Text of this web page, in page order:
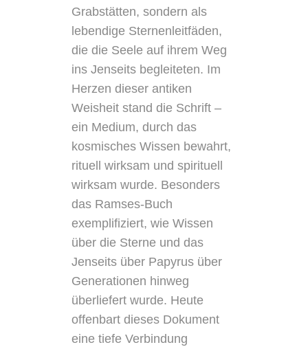
Grabstätten, sondern als
lebendige Sternenleitfäden,
die die Seele auf ihrem Weg
ins Jenseits begleiteten. Im
Herzen dieser antiken
Weisheit stand die Schrift –
ein Medium, durch das
kosmisches Wissen bewahrt,
rituell wirksam und spirituell
wirksam wurde. Besonders
das Ramses-Buch
exemplifiziert, wie Wissen
über die Sterne und das
Jenseits über Papyrus über
Generationen hinweg
überliefert wurde. Heute
offenbart dieses Dokument
eine tiefe Verbindung